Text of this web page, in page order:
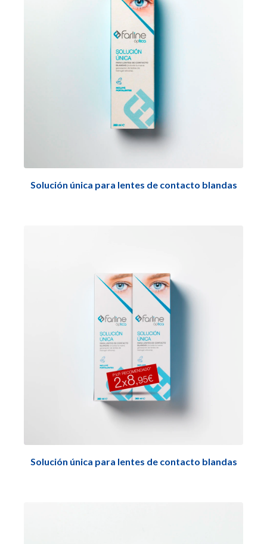
Solución única para lentes de contacto blandas
Solución única para lentes de contacto blandas